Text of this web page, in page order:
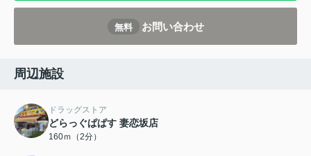
無料 お問い合わせ
周辺施設
ドラッグストア
どらっぐぱぱす 妻恋坂店
160ｍ（2分）